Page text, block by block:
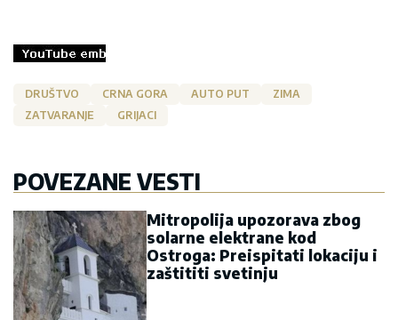
DRUŠTVO CRNA GORA AUTO PUT
ZIMA
ZATVARANJE
GRIJACI
POVEZANE VESTI
Mitropolija upozorava zbog
solarne elektrane kod
Ostroga: Preispitati lokaciju i
zaštititi svetinju